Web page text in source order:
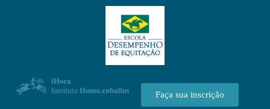
Faça sua inscrição